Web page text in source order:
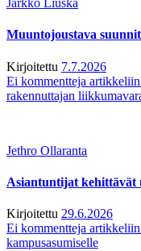
Jarkko Liuska
Muuntojoustava
Kirjoitettu 7.7.2026
Ei kommentteja artikkeliin
rakennuttajan
Jethro Ollaranta
Asiantuntijat kehittävät
Kirjoitettu 29.6.2026
Ei kommentteja
kampusasumiselle